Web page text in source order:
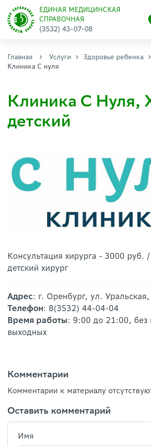
ЕДИНАЯ МЕДИЦИНСКАЯ
СПРАВОЧНАЯ
(3532) 43-07-08
Главная Услуги Здоровье ребенка
Клиника С нуля
Клиника С Нуля,
детский
Консультация хирурга - 3000 руб.
детский хирург
Адрес: г. Оренбург, ул.
Телефон: 8(3532) 44-04-04
Время работы: 9:00 до 21:00, без
выходных
Комментарии
Комментарии к материалу
Оставить комментарий
Имя